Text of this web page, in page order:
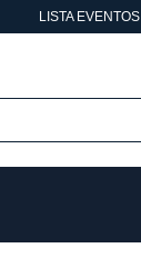
LISTA EVENTOS